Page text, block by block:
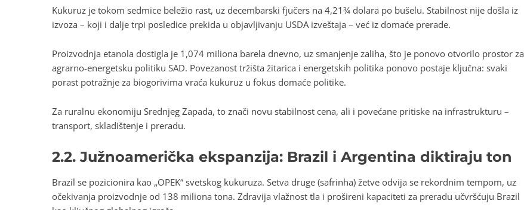
Kukuruz je tokom sedmice beležio rast, uz decembarski fjučers na 4,21¾ dolara po bušelu. Stabilnost nije došla iz
izvoza – koji i dalje trpi posledice prekida u objavljivanju USDA izveštaja – već iz domaće prerade.
Proizvodnja etanola dostigla je 1,074 miliona barela dnevno, uz smanjenje zaliha, što je ponovo otvorilo prostor za
agrarno-energetsku politiku SAD. Povezanost tržišta žitarica i energetskih politika ponovo postaje ključna: svaki
porast potražnje za biogorivima vraća kukuruz u fokus domaće politike.
Za ruralnu ekonomiju Srednjeg Zapada, to znači novu stabilnost cena, ali i povećane pritiske na infrastrukturu –
transport, skladištenje i preradu.
2.2. Južnoamerička ekspanzija: Brazil i Argentina diktiraju ton
Brazil se pozicionira kao „OPEK“ svetskog kukuruza. Setva druge (safrinha) žetve odvija se rekordnim tempom, uz
očekivanja proizvodnje od 138 miliona tona. Zdravija vlažnost tla i prošireni kapaciteti za preradu učvršćuju Brazil